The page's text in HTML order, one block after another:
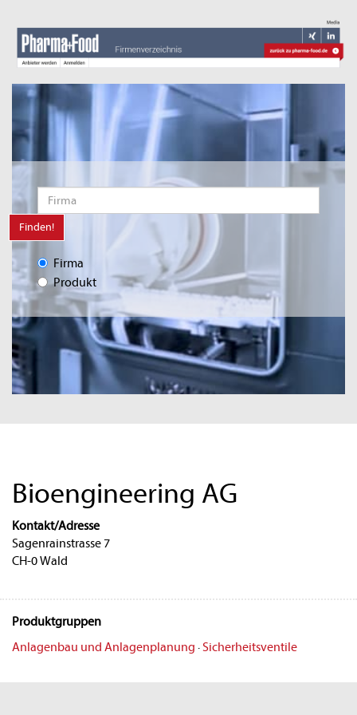
Finden!
Firma
Produkt
Bioengineering AG
Kontakt/Adresse
Sagenrainstrasse 7
CH-0 Wald
Produktgruppen
Anlagenbau und Anlagenplanung · Sicherheitsventile